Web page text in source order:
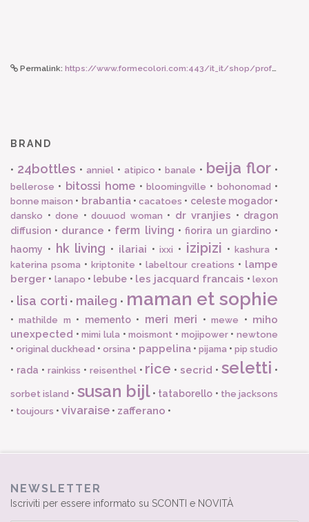
Permalink: https://www.formecolori.com:443/it_it/shop/profumazioni/dr._vranjies/dr_vranjies_fragranza_d_ambiente_giardino_di_boboli_100ml_dr_vranjies/6242
BRAND
• 24bottles • anniel• atipico •banale • beija flor •
bellerose • bitossi home • bloomingville • bohonomad •
bonne maison • brabantia•cacatoes • celeste mogador•
dansko • done • douuod woman • dr vranjies • dragon
diffusion • durance • ferm living • fiorira un giardino•
haomy • hk living • ilariai •ixxi • izipizi •kashura •
katerina psoma • kriptonite • labeltour creations • lampe
berger • lanapo • lebube • les jacquard francais •lexon
• lisa corti • maileg • maman et sophie
•mathilde m • memento• meri meri •mewe • miho
unexpected •mimi lula •moismont • mojipower•newtone
•original duckhead •orsina • pappelina• pijama • pip studio
• rada • rainkiss • reisenthel• rice •secrid •seletti •
sorbet island • susan bijl• tataborello • the jacksons
• toujours • vivaraise • zafferano •
NEWSLETTER
Iscriviti per essere informato su SCONTI e NOVITÀ